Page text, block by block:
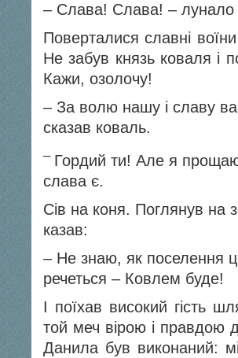
– Слава! Слава! – лунало
Поверталися славні
Не забув князь коваля і
Кажи, озолочу!
– За волю нашу і славу
сказав
– Гордий ти! Але я
слава є.
Сів на коня. Поглянув на
казав:
– Не знаю, як поселення
речеться – Ковлем буде!
І поїхав високий гість
той меч вірою і правдою
Данила був виконаний: